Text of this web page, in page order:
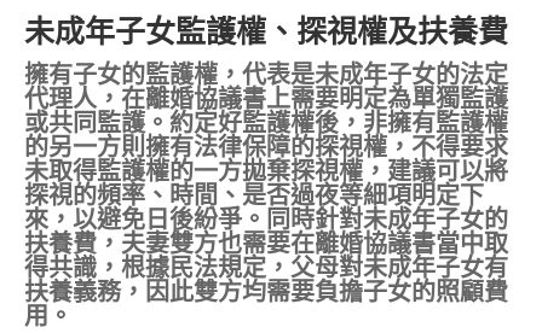
未成年子女監護權、探視權及扶養費
擁有子女的監護權，代表是未成年子女的法定
代理人，在離婚協議書上需要明定為單獨監護
或共同監護。約定好監護權後，非擁有監護權
的另一方則擁有法律保障的探視權，不得要求
未取得監護權的一方拋棄探視權，建議可以將
探視的頻率、時間、是否過夜等細項明定下
來，以避免日後紛爭。同時針對未成年子女的
扶養費，夫妻雙方也需要在離婚協議書當中取
得共識，根據民法規定，父母對未成年子女有
扶養義務，因此雙方均需要負擔子女的照顧費
用。